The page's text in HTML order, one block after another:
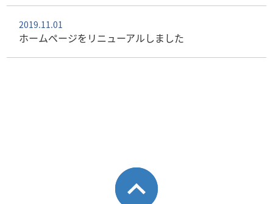
2019.11.01
ホームページをリニューアルしました